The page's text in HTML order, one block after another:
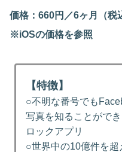
価格：660円／6ヶ月（
※iOSの価格を参照
【特徴】
○不明な番号でも
写真を知ることがで
ロックアプリ
○世界中の10億件を